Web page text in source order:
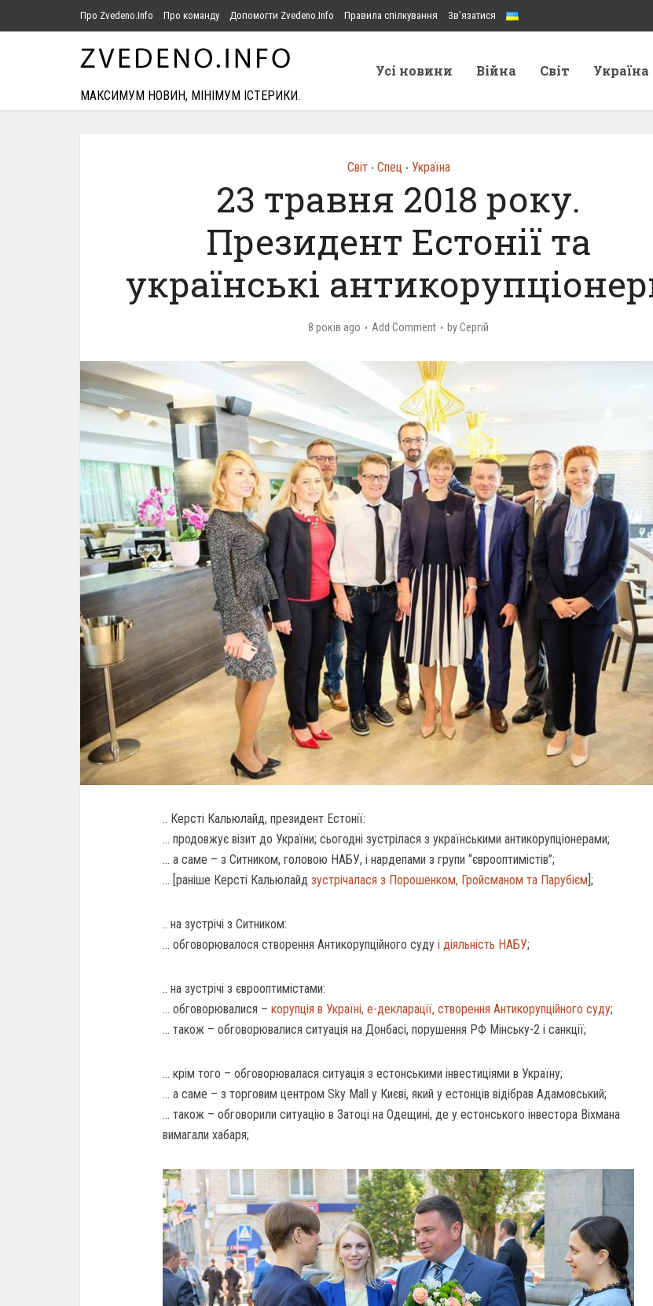
Про Zvedeno.Info Про команду Допомогти Zvedeno.Info Правила спілкування Зв’язатися
МАКСИМУМ НОВИН, МІНІМУМ ІСТЕРИКИ.
Усі новини Війна Світ Україна
Світ • Спец • Україна
23 травня 2018 року.
Президент Естонії та
українські
8 років ago Add Comment byСергій
.. Керсті Кальюлайд, президент Естонії:
… продовжує візит до України; сьогодні зустрілася з українськими антикорупціонерами;
… а саме – з Ситником, головою НАБУ, і нардепами з групи “єврооптимістів”;
… [раніше Керсті Кальюлайд зустрічалася з Порошенком, Гройсманом та Парубієм];
.. на зустрічі з Ситником:
… обговорювалося створення Антикорупційного суду і діяльність НАБУ;
.. на зустрічі з єврооптимістами:
… обговорювалися – корупція в Україні, е-декларації, створення Антикорупційного суду;
… також – обговорювалися ситуація на Донбасі, порушення РФ Мінську-2 і санкції;
… крім того – обговорювалася ситуація з естонськими інвестиціями в Україну;
… а саме – з торговим центром Sky Mall у Києві, який у естонців відібрав Адамовський;
… також – обговорили ситуацію в Затоці на Одещині, де у естонського інвестора Віхмана
вимагали хабаря;